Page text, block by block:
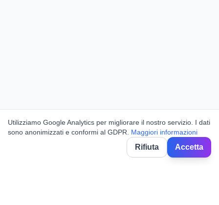
Utilizziamo Google Analytics per migliorare il nostro servizio. I dati
sono anonimizzati e conformi al GDPR.
Maggiori informazioni
Rifiuta Accetta